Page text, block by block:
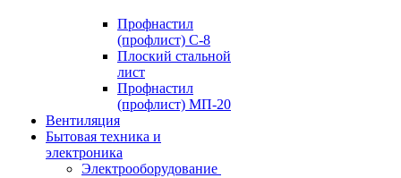
Профнастил
(профлист) С-8
Плоский стальной
лист
Профнастил
(профлист) МП-20
Вентиляция
Бытовая техника и
электроника
Электрооборудование